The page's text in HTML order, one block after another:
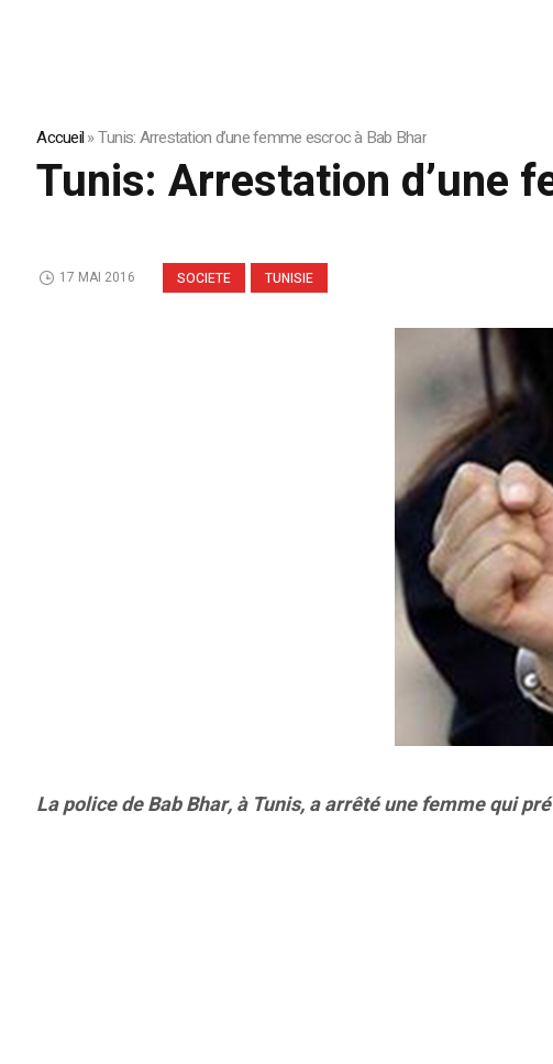
Accueil»Tunis: Arrestation d’une femme escroc à Bab Bhar
Tunis: Arrestation d’une
SOCIETE TUNISIE
17 MAI 2016
La police de Bab Bhar, à Tunis, a arrêté une femme qui